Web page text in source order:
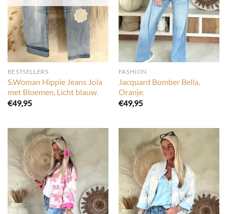
BESTSELLERS
S.Woman Hippie Jeans Jola
met Bloemen, Licht blauw.
€49,95
FASHION
Jacquard Bomber Bella,
Oranje.
€49,95